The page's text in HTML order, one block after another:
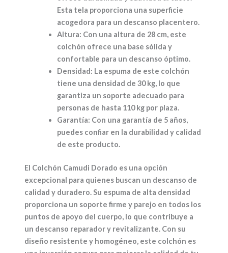
Esta tela proporciona una superficie
acogedora para un descanso placentero.
Altura: Con una altura de 28 cm, este
colchón ofrece una base sólida y
confortable para un descanso óptimo.
Densidad: La espuma de este colchón
tiene una densidad de 30 kg, lo que
garantiza un soporte adecuado para
personas de hasta 110 kg por plaza.
Garantía: Con una garantía de 5 años,
puedes confiar en la durabilidad y calidad
de este producto.
El Colchón Camudi Dorado es una opción
excepcional para quienes buscan un descanso de
calidad y duradero. Su espuma de alta densidad
proporciona un soporte firme y parejo en todos los
puntos de apoyo del cuerpo, lo que contribuye a
un descanso reparador y revitalizante. Con su
diseño resistente y homogéneo, este colchón es